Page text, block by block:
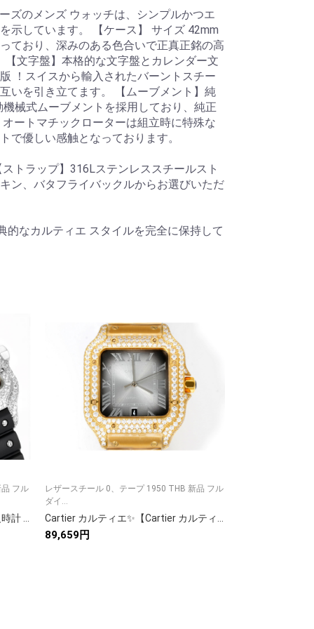
ズのメンズ ウォッチは、シンプルかつエ
示しています。 【ケース】 サイズ 42mm
ており、深みのある色合いで正真正銘の高
文字盤】本格的な文字盤とカレンダー文
！スイスから輸入されたバーントスチー
いを引き立てます。 【ムーブメント】純
械式ムーブメントを採用しており、純正
ートマチックローターは組立時に特殊な
で優しい感触となっております。
トラップ】316Lステンレススチールスト
ン、バタフライバックルからお選びいただ
的なカルティエ スタイルを完全に保持して
フル
Cartier カルティエ✨Cartier✨ 高級時計 サントス 100 メンズ 自動巻き 人気モデル 💎 ⌚ 贈り物に最適 🎁 ラグジュアリー 腕時計 💝
レザースチール 0、テープ 1950 THB 新品 フル
ダイ...
Cartier カルティエ✨【Cartier カルティエ 時計】 レディース 高級腕時計 人気モデル💎 ラグジュアリー ギフトに🎁 美品✨
89,659円